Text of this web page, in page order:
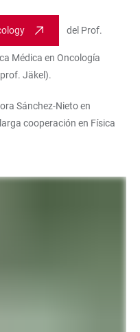
del Prof.
Médica en Oncología
Jäkel).
Sánchez-Nieto en
cooperación en Física